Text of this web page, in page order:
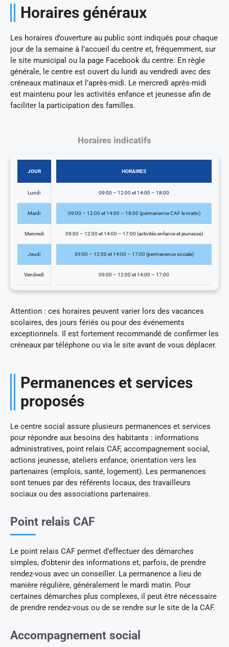
Horaires généraux
Les horaires d’ouverture au public sont indiqués pour chaque
jour de la semaine à l’accueil du centre et, fréquemment, sur
le site municipal ou la page Facebook du centre. En règle
générale, le centre est ouvert du lundi au vendredi avec des
créneaux matinaux et l’après-midi. Le mercredi après-midi
est maintenu pour les activités enfance et jeunesse afin de
faciliter la participation des familles.
Horaires indicatifs
JOUR HORAIRES
Lundi 09:00 – 12:00 et 14:00 – 18:00
Mardi 09:00 – 12:00 et 14:00 – 18:00 (permanence CAF le matin)
Mercredi 09:00 – 12:00 et 14:00 – 17:00 (activités enfance et jeunesse)
Jeudi 09:00 – 12:00 et 14:00 – 17:00 (permanence sociale)
Vendredi 09:00 – 12:00 et 14:00 – 17:00
Attention : ces horaires peuvent varier lors des vacances
scolaires, des jours fériés ou pour des événements
exceptionnels. Il est fortement recommandé de confirmer les
créneaux par téléphone ou via le site avant de vous déplacer.
Permanences et services
proposés
Le centre social assure plusieurs permanences et services
pour répondre aux besoins des habitants : informations
administratives, point relais CAF, accompagnement social,
actions jeunesse, ateliers enfance, orientation vers les
partenaires (emplois, santé, logement). Les permanences
sont tenues par des référents locaux, des travailleurs
sociaux ou des associations partenaires.
Point relais CAF
Le point relais CAF permet d’effectuer des démarches
simples, d’obtenir des informations et, parfois, de prendre
rendez-vous avec un conseiller. La permanence a lieu de
manière régulière, généralement le mardi matin. Pour
certaines démarches plus complexes, il peut être nécessaire
de prendre rendez-vous ou de se rendre sur le site de la CAF.
Accompagnement social